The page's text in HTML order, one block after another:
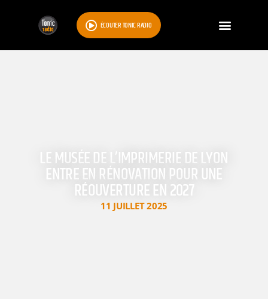
ÉCOUTER TONIC RADIO
LE MUSÉE DE L’IMPRIMERIE DE LYON
ENTRE EN RÉNOVATION POUR UNE
RÉOUVERTURE EN 2027
11 JUILLET 2025